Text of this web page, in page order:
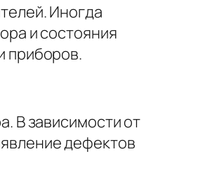
Иногда
и состояния
приборов.
В зависимости от
дефектов